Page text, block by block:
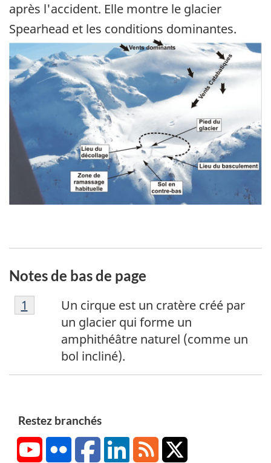
après l'accident. Elle montre le glacier
Spearhead et les conditions dominantes.
Image
Notes de bas de page
N
o
Un cirque est un cratère créé par
un glacier qui forme un
amphithéâtre naturel (comme un
bol incliné).
Retour à la référence de la note de bas de
1
Restez branchés
YouTubeFlickr FacebookLinkedInRSS